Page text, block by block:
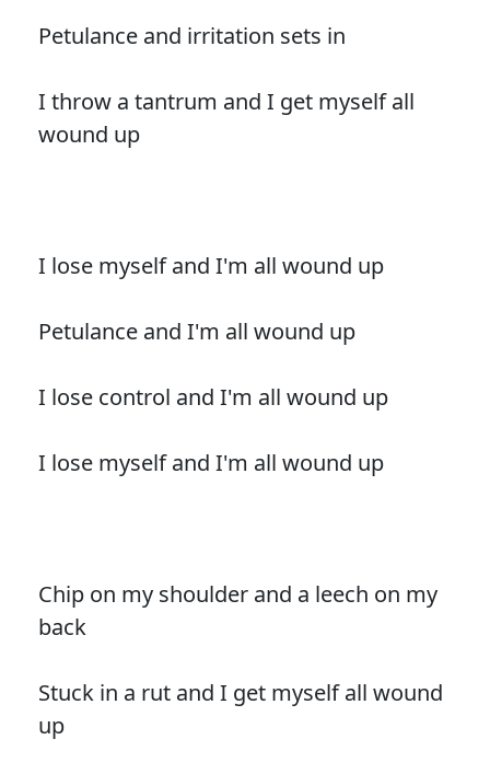
Petulance and irritation sets in
I throw a tantrum and I get myself all
wound up
I lose myself and I'm all wound up
Petulance and I'm all wound up
I lose control and I'm all wound up
I lose myself and I'm all wound up
Chip on my shoulder and a leech on my
back
Stuck in a rut and I get myself all wound
up